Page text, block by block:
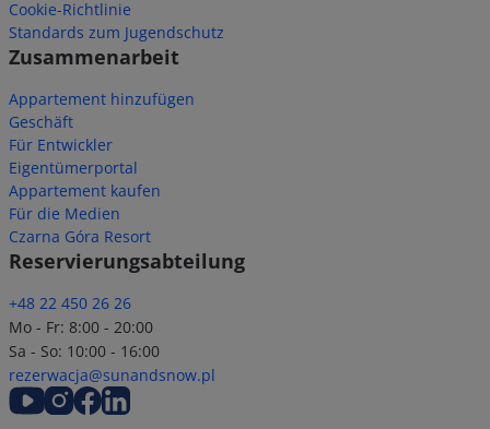
Cookie-Richtlinie
Standards zum Jugendschutz
Zusammenarbeit
Appartement hinzufügen
Geschäft
Für Entwickler
Eigentümerportal
Appartement kaufen
Für die Medien
Czarna Góra Resort
Reservierungsabteilung
+48 22 450 26 26
Mo - Fr: 8:00 - 20:00
Sa - So: 10:00 - 16:00
rezerwacja@sunandsnow.pl